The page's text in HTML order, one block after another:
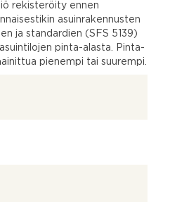
rekisteröity ennen
asuinrakennusten
ja standardien (SFS 5139)
pinta-alasta. Pinta-
pienempi tai suurempi.